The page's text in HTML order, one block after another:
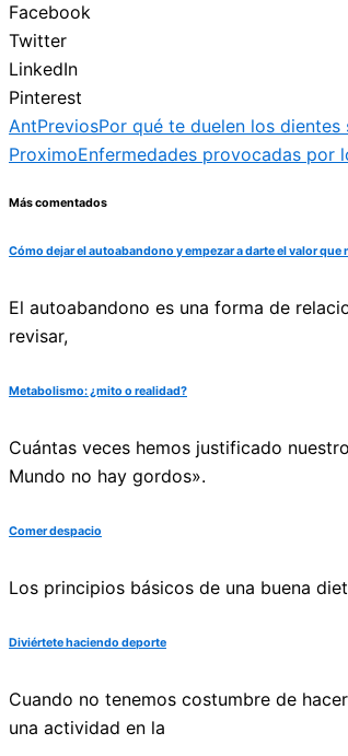
Facebook
Twitter
LinkedIn
Pinterest
AntPreviosPor qué te duelen los dientes
ProximoEnfermedades provocadas por
Más comentados
Cómo dejar el autoabandono y empezar a darte el valor que
El autoabandono es una forma de
revisar,
Metabolismo: ¿mito o realidad?
Cuántas veces hemos justificado
Mundo no hay gordos».
Comer despacio
Los principios básicos de una buena
Diviértete haciendo deporte
Cuando no tenemos costumbre de
una actividad en la